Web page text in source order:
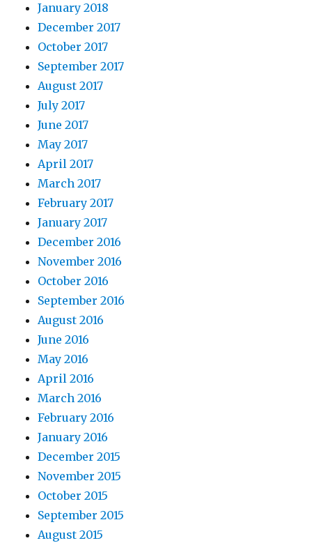
January 2018
December 2017
October 2017
September 2017
August 2017
July 2017
June 2017
May 2017
April 2017
March 2017
February 2017
January 2017
December 2016
November 2016
October 2016
September 2016
August 2016
June 2016
May 2016
April 2016
March 2016
February 2016
January 2016
December 2015
November 2015
October 2015
September 2015
August 2015